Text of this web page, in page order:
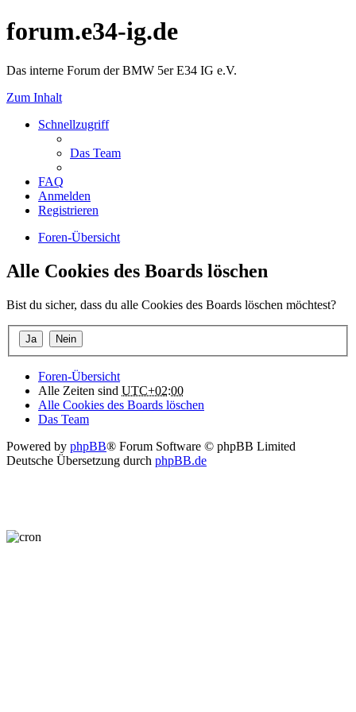
forum.e34-ig.de
Das interne Forum der BMW 5er E34 IG e.V.
Zum Inhalt
Schnellzugriff
Das Team
FAQ
Anmelden
Registrieren
Foren-Übersicht
Alle Cookies des Boards löschen
Bist du sicher, dass du alle Cookies des Boards löschen möchtest?
Foren-Übersicht
Alle Zeiten sind UTC+02:00
Alle Cookies des Boards löschen
Das Team
Powered by phpBB® Forum Software © phpBB Limited
Deutsche Übersetzung durch phpBB.de